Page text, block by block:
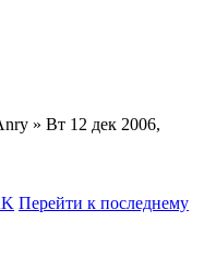
» Вт 12 дек 2006,
Перейти к последнему